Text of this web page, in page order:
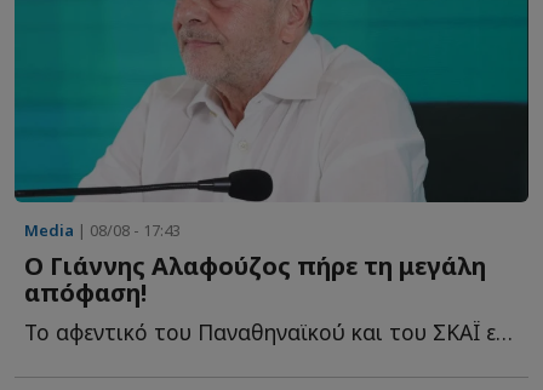
Media | 08/08 - 17:43
Ο Γιάννης Αλαφούζος πήρε τη μεγάλη
απόφαση!
Το αφεντικό του Παναθηναϊκού και του ΣΚΑΪ ετοιμάζεται γ...